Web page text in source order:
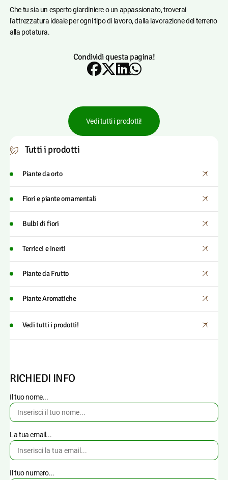
Che tu sia un esperto giardiniere o un appassionato, troverai
l'attrezzatura ideale per ogni tipo di lavoro, dalla lavorazione del terreno
alla potatura.
Condividi questa pagina!
Vedi tutti i prodotti!
Tutti i prodotti
Piante da orto
Fiori e piante ornamentali
Bulbi di fiori
Terricci e Inerti
Piante da Frutto
Piante Aromatiche
Vedi tutti i prodotti!
RICHIEDI INFO
Il tuo nome...
La tua email...
Il tuo numero...